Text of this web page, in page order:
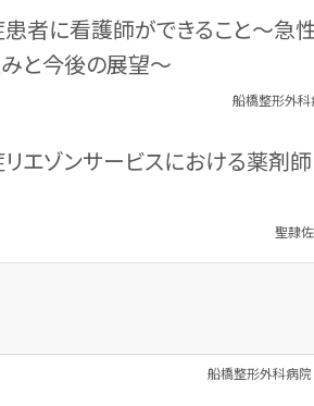
者に看護師ができること～急
と今後の展望～
船橋整形外
エゾンサービスにおける薬剤
聖隷
船橋整形外科病院